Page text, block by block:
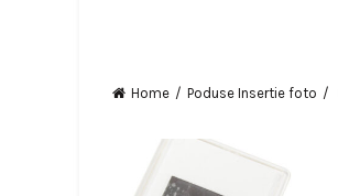
Home Poduse Insertie foto